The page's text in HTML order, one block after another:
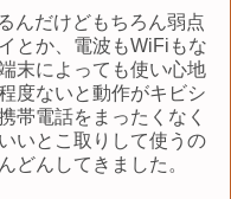
んだけどもちろん弱点
とか、電波もWiFiもな
末によっても使い心地
度ないと動作がキビシ
帯電話をまったくなく
いとこ取りして使うの
どんしてきました。